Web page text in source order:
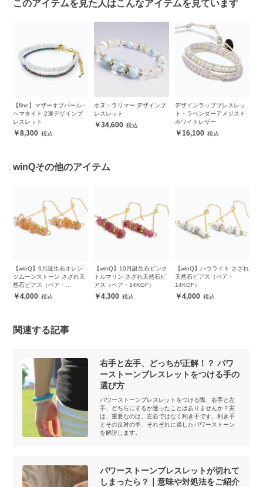
このアイテムを見た人はこんなアイテムを見ています
【fine】マザーオブパール・
ヘマタイト 2連デザインブ
レスレット
8,300
ホヌ・ラリマー デザインブ
レスレット
34,600
デザインラップブレスレッ
ト・ラベンダーアメジスト
ホワイトレザー
16,100
winQその他のアイテム
【winQ】6月誕生石オレン
ジムーンストーン さざれ天
然石ピアス（ペア・
14KGF）
4,000
【winQ】10月誕生石ピンク
トルマリン さざれ天然石ピ
アス（ペア・14KGF）
4,300
【winQ】ハウライト さざれ
天然石ピアス（ペア・
14KGF）
4,000
関連する記事
右手と左手、どっちが正解！？ パワ
ーストーンブレスレットをつける手の
選び方
パワーストーンブレスレットをつける際、右手と左
手、どちらにするか迷ったことはありませんか？実
は、重要なのは、左右ではなく利き手です。利き手
とその反対の手、それぞれに適したパワーストーン
を解説します。
パワーストーンブレスレットが切れて
しまったら？｜意味や対処法をご紹介